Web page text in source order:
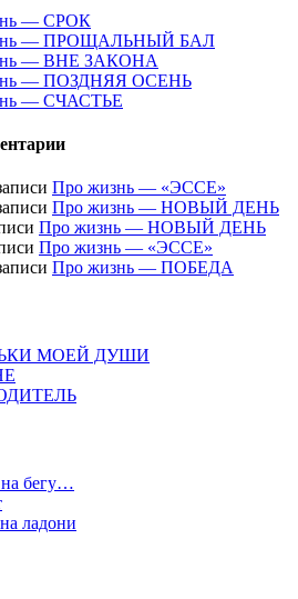
— СРОК
— ПРОЩАЛЬНЫЙ БАЛ
— ВНЕ ЗАКОНА
— ПОЗДНЯЯ ОСЕНЬ
— СЧАСТЬЕ
Про жизнь — «ЭССЕ»
Про жизнь — НОВЫЙ ДЕНЬ
Про жизнь — НОВЫЙ ДЕНЬ
Про жизнь — «ЭССЕ»
Про жизнь — ПОБЕДА
МОЕЙ ДУШИ
бегу…
ладони